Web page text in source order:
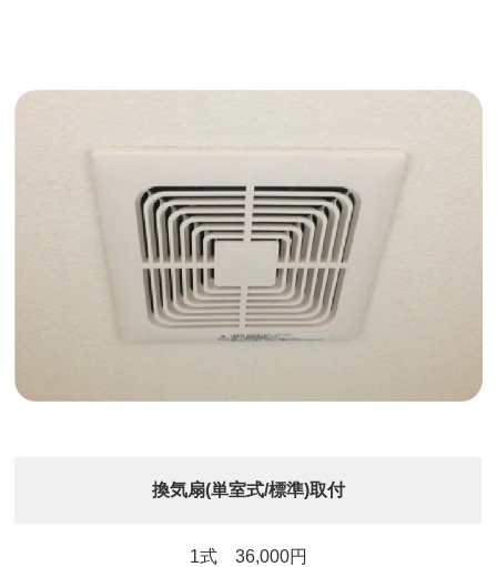
換気扇(単室式/標準)取付
1式 36,000円